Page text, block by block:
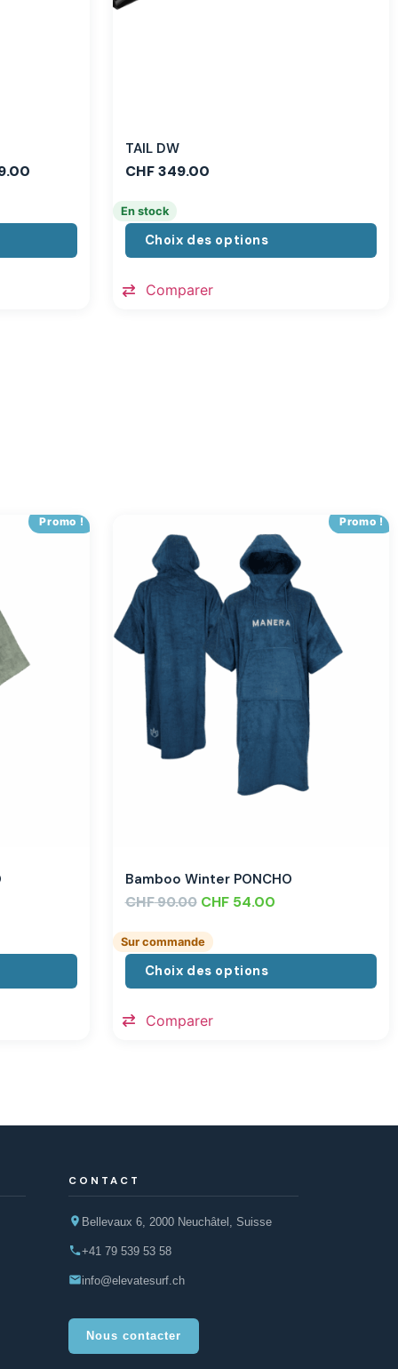
TAIL DW
CHF349.00
En stock
Choix des options
Comparer
Promo ! Promo !
Bamboo Winter PONCHO
CHF90.00 CHF54.00
Sur commande
Choix des options
Comparer
CONTACT
Bellevaux 6, 2000 Neuchâtel, Suisse
+41 79 539 53 58
info@elevatesurf.ch
Nous contacter